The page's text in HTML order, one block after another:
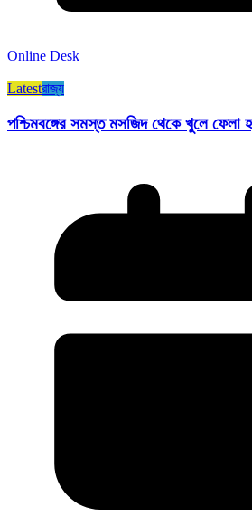
Online Desk
Latestরাজ্য​
পশ্চিমবঙ্গের সমস্ত মসজিদ থেকে খুলে ফেলা